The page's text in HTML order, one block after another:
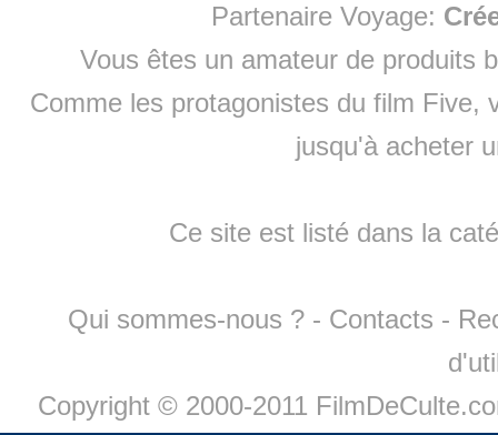
Partenaire Voyage:
Vous êtes un amateur de produits
Comme les protagonistes du film Five,
jusqu'à acheter
Ce site est listé dans la
Qui sommes-nous ? - Contacts -
Copyright © 2000-2011